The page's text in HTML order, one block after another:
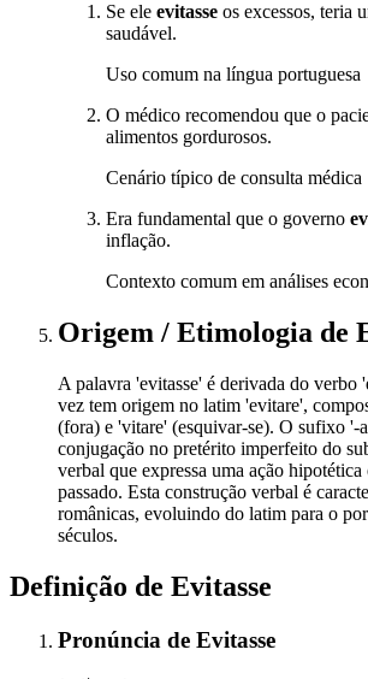
Se ele evitasse os excessos, teria
saudável.
Uso comum na língua portuguesa
O médico recomendou que o
alimentos gordurosos.
Cenário típico de consulta médica
Era fundamental que o governo
inflação.
Contexto comum em análises
Origem / Etimologia de
A palavra 'evitasse' é derivada do verbo
vez tem origem no latim 'evitare',
(fora) e 'vitare' (esquivar-se). O sufixo '-
conjugação no pretérito imperfeito do
verbal que expressa uma ação hipotética
passado. Esta construção verbal é
românicas, evoluindo do latim para o
séculos.
Definição de Evitasse
Pronúncia de Evitasse